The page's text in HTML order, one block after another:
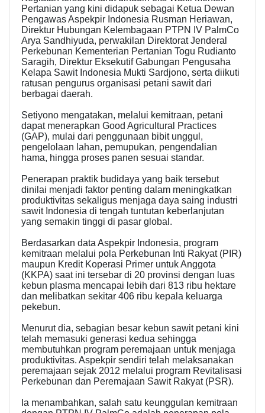
Pertanian yang kini didapuk sebagai Ketua Dewan
Pengawas Aspekpir Indonesia Rusman Heriawan,
Direktur Hubungan Kelembagaan PTPN IV PalmCo
Arya Sandhiyuda, perwakilan Direktorat Jenderal
Perkebunan Kementerian Pertanian Togu Rudianto
Saragih, Direktur Eksekutif Gabungan Pengusaha
Kelapa Sawit Indonesia Mukti Sardjono, serta diikuti
ratusan pengurus organisasi petani sawit dari
berbagai daerah.
Setiyono mengatakan, melalui kemitraan, petani
dapat menerapkan Good Agricultural Practices
(GAP), mulai dari penggunaan bibit unggul,
pengelolaan lahan, pemupukan, pengendalian
hama, hingga proses panen sesuai standar.
Penerapan praktik budidaya yang baik tersebut
dinilai menjadi faktor penting dalam meningkatkan
produktivitas sekaligus menjaga daya saing industri
sawit Indonesia di tengah tuntutan keberlanjutan
yang semakin tinggi di pasar global.
Berdasarkan data Aspekpir Indonesia, program
kemitraan melalui pola Perkebunan Inti Rakyat (PIR)
maupun Kredit Koperasi Primer untuk Anggota
(KKPA) saat ini tersebar di 20 provinsi dengan luas
kebun plasma mencapai lebih dari 813 ribu hektare
dan melibatkan sekitar 406 ribu kepala keluarga
pekebun.
Menurut dia, sebagian besar kebun sawit petani kini
telah memasuki generasi kedua sehingga
membutuhkan program peremajaan untuk menjaga
produktivitas. Aspekpir sendiri telah melaksanakan
peremajaan sejak 2012 melalui program Revitalisasi
Perkebunan dan Peremajaan Sawit Rakyat (PSR).
Ia menambahkan, salah satu keunggulan kemitraan